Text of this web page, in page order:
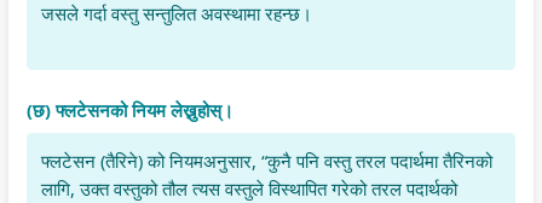
जसले गर्दा वस्तु सन्तुलित अवस्थामा रहन्छ।
(छ) फ्लटेसनको नियम लेख्नुहोस्।
फ्लटेसन (तैरिने) को नियमअनुसार, “कुनै पनि वस्तु तरल पदार्थमा तैरिनको
लागि, उक्त वस्तुको तौल त्यस वस्तुले विस्थापित गरेको तरल पदार्थको